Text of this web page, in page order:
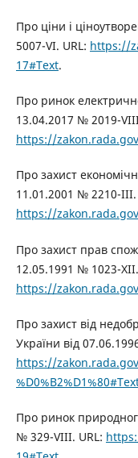
Про ціни і
5007-VI. URL: https://
17#Text.
Про ринок
13.04.2017 № 2019-
https://
Про захист
11.01.2001 № 2210-III.
https://
Про захист прав
12.05.1991 № 1023-
https://
Про захист від
України від
https://
Про ринок
№ 329-VIII. URL: